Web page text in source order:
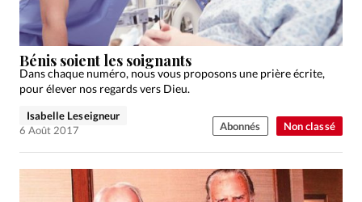
Non classé
Bénis soient les soignants
Dans chaque numéro, nous vous proposons une prière écrite,
pour élever nos regards vers Dieu.
Isabelle Leseigneur
6 Août 2017
Abonnés